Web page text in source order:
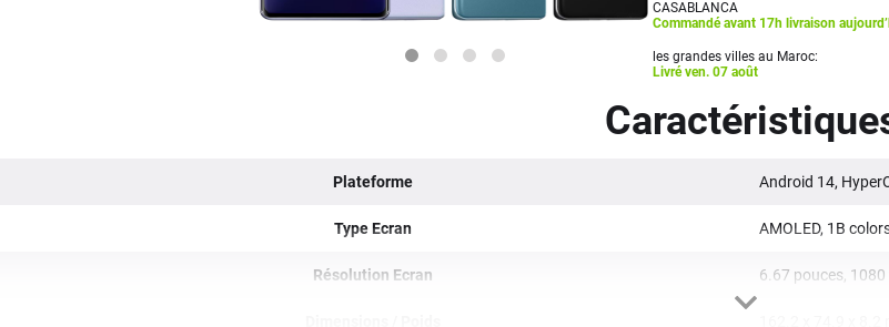
CASABLANCA
Commandé avant 17h livraison
les grandes villes au Maroc:
Livré ven. 07 août
Plateforme Android 14,
Type Ecran AMOLED, 1B
Résolution Ecran 6.67 pouces,